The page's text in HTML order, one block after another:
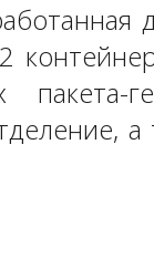
пакета-